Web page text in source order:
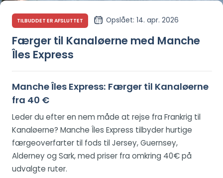
TILBUDDET ER AFSLUTTET Opslået: 14. apr. 2026
Færger til Kanaløerne med Manche
Îles Express
Manche Îles Express: Færger til Kanaløerne
fra 40 €
Leder du efter en nem måde at rejse fra Frankrig til
Kanaløerne? Manche Îles Express tilbyder hurtige
færgeoverfarter til fods til Jersey, Guernsey,
Alderney og Sark, med priser fra omkring 40€ på
udvalgte ruter.